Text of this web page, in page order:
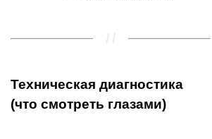
Техническая диагностика
(что смотреть глазами)